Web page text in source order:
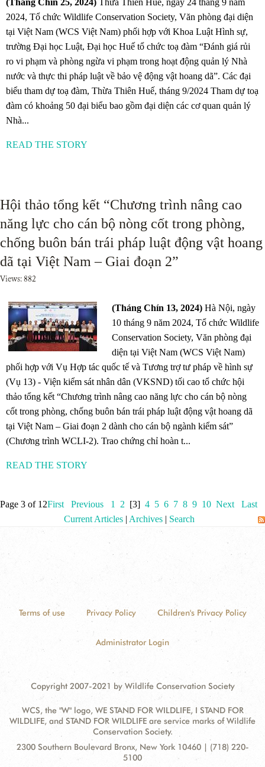
(Tháng Chín 25, 2024) Thừa Thiên Huế, ngày 24 tháng 9 năm
2024, Tổ chức Wildlife Conservation Society, Văn phòng đại diện
tại Việt Nam (WCS Việt Nam) phối hợp với Khoa Luật Hình sự,
trường Đại học Luật, Đại học Huế tổ chức toạ đàm “Đánh giá rủi
ro vi phạm và phòng ngừa vi phạm trong hoạt động quản lý Nhà
nước và thực thi pháp luật về bảo vệ động vật hoang dã”. Các đại
biểu tham dự toạ đàm, Thừa Thiên Huế, tháng 9/2024 Tham dự toạ
đàm có khoảng 50 đại biểu bao gồm đại diện các cơ quan quản lý
Nhà...
READ THE STORY
Hội thảo tổng kết “Chương trình nâng cao
năng lực cho cán bộ nòng cốt trong phòng,
chống buôn bán trái pháp luật động vật hoang
dã tại Việt Nam – Giai đoạn 2”
Views: 882
(Tháng Chín 13, 2024) Hà Nội, ngày
10 tháng 9 năm 2024, Tổ chức Wildlife
Conservation Society, Văn phòng đại
diện tại Việt Nam (WCS Việt Nam)
phối hợp với Vụ Hợp tác quốc tế và Tương trợ tư pháp về hình sự
(Vụ 13) - Viện kiểm sát nhân dân (VKSND) tối cao tổ chức hội
thảo tổng kết “Chương trình nâng cao năng lực cho cán bộ nòng
cốt trong phòng, chống buôn bán trái pháp luật động vật hoang dã
tại Việt Nam – Giai đoạn 2 dành cho cán bộ ngành kiểm sát”
(Chương trình WCLI-2). Trao chứng chỉ hoàn t...
READ THE STORY
Page 3 of 12First Previous 1 2 [3] 4 5 6 7 8 9 10 Next
Last
Current Articles| Archives| Search
Terms of use Privacy Policy Children's Privacy Policy
Administrator Login
Copyright 2007-2021 by Wildlife Conservation Society
WCS, the "W" logo, WE STAND FOR WILDLIFE, I STAND FOR
WILDLIFE, and STAND FOR WILDLIFE are service marks of Wildlife
Conservation Society.
Contact
Address:
2300 Southern Boulevard Bronx, New York 10460 | (718) 220-
5100